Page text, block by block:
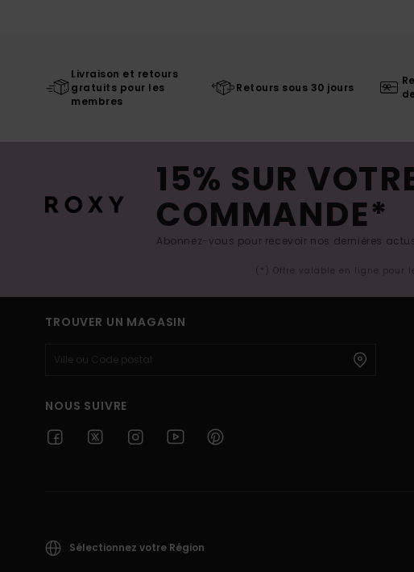
Livraison et retours
gratuits pour les
membres
Retours sous 30 jours
15% SUR
COMMANDE*
Abonnez-vous pour recevoir nos dernières
(*) Offre valable en ligne pour
TROUVER UN MAGASIN
NOUS SUIVRE
Sélectionnez votre Région